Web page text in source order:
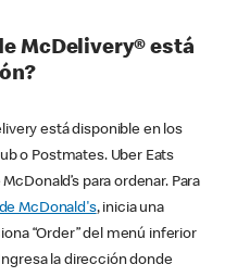
McDelivery® está
está disponible en los
o Postmates. Uber Eats
para ordenar. Para
McDonald's, inicia una
“Order” del menú inferior
Ingresa la dirección donde